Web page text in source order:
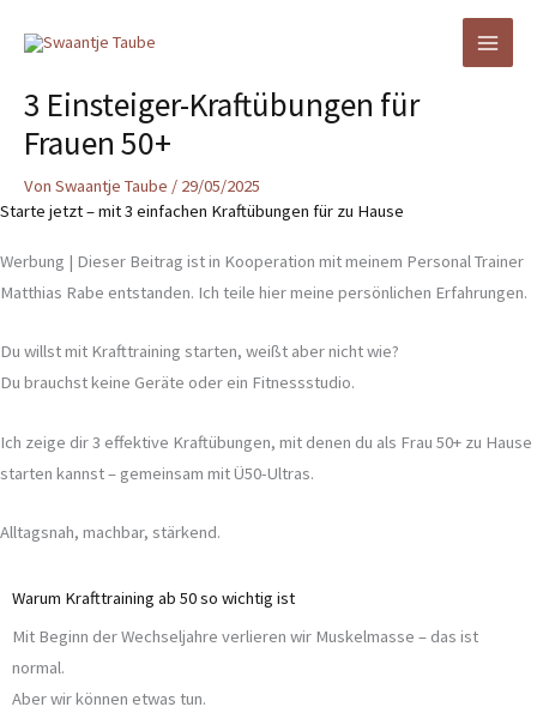
Inhalt
3 Einsteiger-Kraftübungen für
Frauen 50+
Von Swaantje Taube / 29/05/2025
Starte jetzt – mit 3 einfachen Kraftübungen für zu Hause
Werbung | Dieser Beitrag ist in Kooperation mit meinem Personal Trainer
Matthias Rabe entstanden. Ich teile hier meine persönlichen Erfahrungen.
Du willst mit Krafttraining starten, weißt aber nicht wie?
Du brauchst keine Geräte oder ein Fitnessstudio.
Ich zeige dir 3 effektive Kraftübungen, mit denen du als Frau 50+ zu Hause
starten kannst – gemeinsam mit Ü50-Ultras.
Alltagsnah, machbar, stärkend.
Warum Krafttraining ab 50 so wichtig ist
Mit Beginn der Wechseljahre verlieren wir Muskelmasse – das ist
normal.
Aber wir können etwas tun.